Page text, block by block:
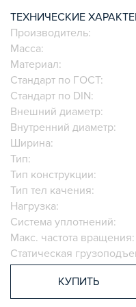
ИГОЛЬЧАТЫЕ
ЛИНЕЙНЫЕ СОЕДИНИТЕЛИ
ДОПОЛНИТЕЛЬНАЯ
ПАРАЛЛЕЛЬНЫЕ
ПРОМЫШЛЕННАЯ МЕБЕЛЬ
СИСТЕМА ЛЕСТНИЦ И
БЫСТРЫЕ СОЕДИНИТЕЛИ
ВИНТОВЫЕ СОЕДИНИТЕЛИ
ШАРНИРНЫЕ И
НАБОРЫ
ПЕТЛИ, РУЧКИ, ЗАМКИ,
ЭЛЕМЕНТЫ ДЛЯ
ПАНЕЛЕЙ, ЛИСТА, СЕТКИ
ТЕХНИЧЕСКИЕ
Производитель:
Масса:
Материал:
Стандарт по ГОСТ:
Стандарт по DIN:
Внешний диаметр:
Внутренний диаметр:
Ширина:
Тип:
Тип конструкции:
Тип тел качения:
Нагрузка:
Система уплотнений:
Макс. частота вращения:
Статическая
КУПИТЬ